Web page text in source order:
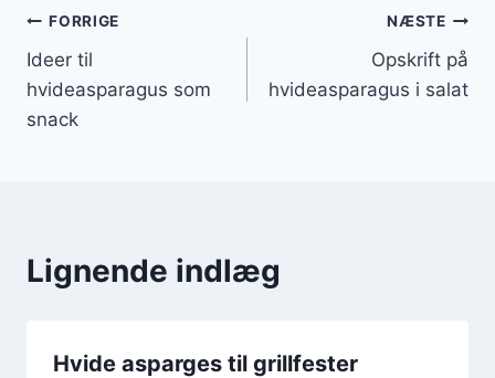
Indlægsnavigation
FORRIGE
Ideer til
hvideasparagus som
snack
NÆSTE
Opskrift på
hvideasparagus i salat
Lignende indlæg
Hvide asparges til grillfester